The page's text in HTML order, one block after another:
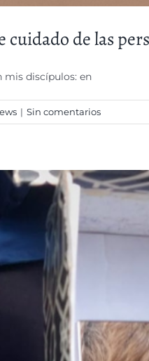
de las
mis discípulos: en
| Sin comentarios